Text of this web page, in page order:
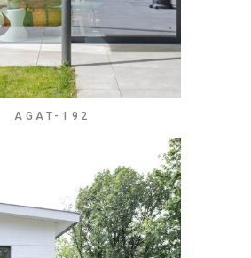
AGAT-192